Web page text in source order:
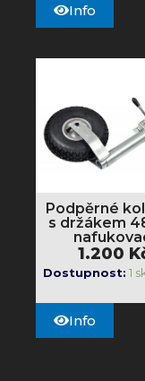
Info
Podpěrné
s držákem
1.200
Dostupnost: 1
Info